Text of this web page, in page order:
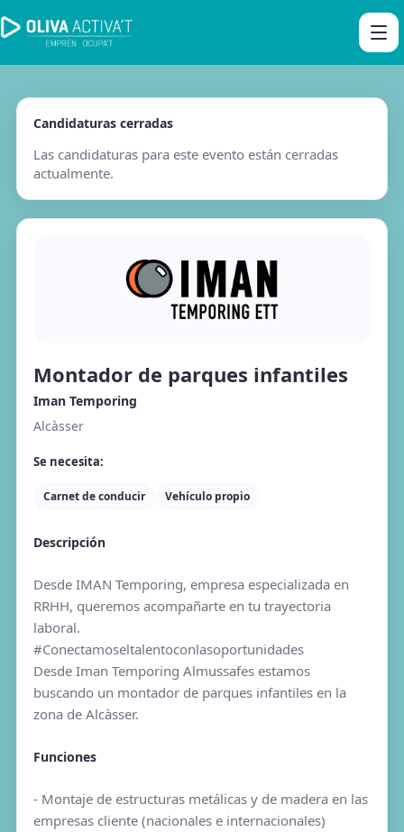
Candidaturas cerradas
Las candidaturas para este evento están cerradas
actualmente.
Montador de parques infantiles
Iman Temporing
Alcàsser
Se necesita:
Carnet de conducir Vehículo propio
Descripción
Desde IMAN Temporing, empresa especializada en
RRHH, queremos acompañarte en tu trayectoria
laboral.
#Conectamoseltalentoconlasoportunidades
Desde Iman Temporing Almussafes estamos
buscando un montador de parques infantiles en la
zona de Alcàsser.
Funciones
- Montaje de estructuras metálicas y de madera en las
empresas cliente (nacionales e internacionales)